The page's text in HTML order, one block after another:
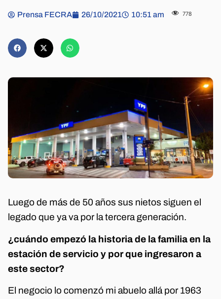
Prensa FECRA 26/10/2021 10:51 am 778
Luego de más de 50 años sus nietos siguen el
legado que ya va por la tercera generación.
¿cuándo empezó la historia de la familia en la
estación de servicio y por que ingresaron a
este sector?
El negocio lo comenzó mi abuelo allá por 1963